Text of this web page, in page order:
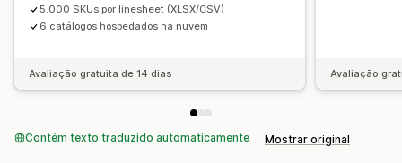
5.000 SKUs por linesheet (XLSX/CSV)
6 catálogos hospedados na nuvem
Avaliação gratuita de 14 dias Avaliação
Contém texto traduzido automaticamente Mostrar original